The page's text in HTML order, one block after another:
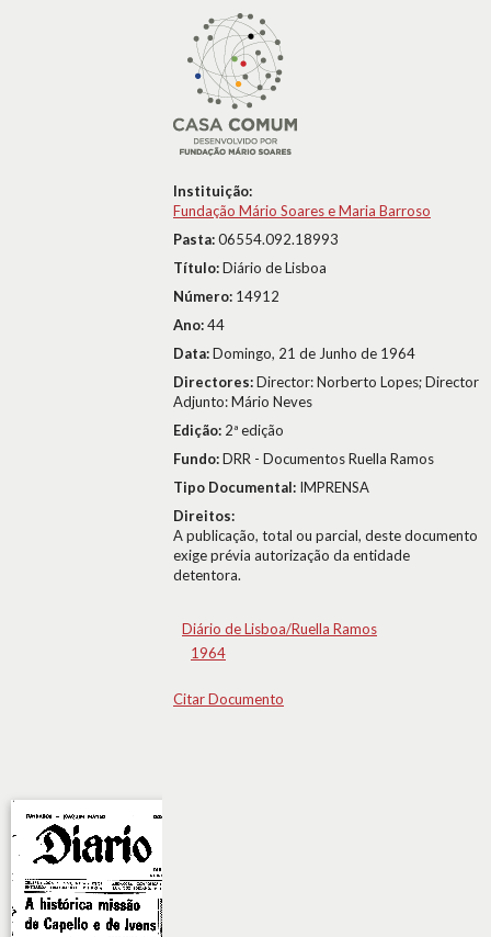
Instituição:
Fundação Mário Soares e Maria Barroso
Pasta:06554.092.18993
Título:Diário de Lisboa
Número: 14912
Ano:44
Data:Domingo, 21 de Junho de 1964
Directores:Director: Norberto Lopes; Director
Adjunto: Mário Neves
Edição: 2ª edição
Fundo:DRR - Documentos Ruella Ramos
Tipo Documental: IMPRENSA
Direitos:
A publicação, total ou parcial, deste documento
exige prévia autorização da entidade
detentora.
Diário de Lisboa/Ruella Ramos
1964
Citar Documento